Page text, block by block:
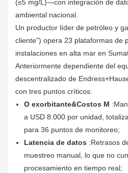
(≤5 mg/L)—con integración de
ambiental nacional.
Un productor líder de petróleo y
cliente") opera 23 plataformas de
instalaciones en alta mar en
Anteriormente dependiente del
descentralizado de
con tres puntos críticos:
O exorbitante&Costos M
a USD 8.000 por unidad,
para 36 puntos de monitoreo;
Latencia de datos :Retrasos
muestreo manual, lo que no
procesamiento en tiempo real;